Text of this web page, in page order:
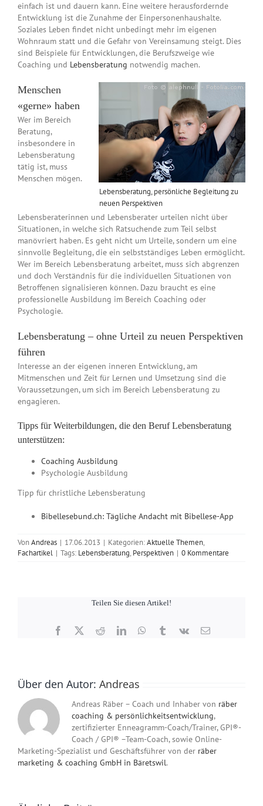
einfach ist und dauern kann. Eine weitere herausfordernde
Entwicklung ist die Zunahme der Einpersonenhaushalte.
Soziales Leben findet nicht unbedingt mehr im eigenen
Wohnraum statt und die Gefahr von Vereinsamung steigt. Dies
sind Beispiele für Entwicklungen, die Berufszweige wie
Coaching und Lebensberatung notwendig machen.
Lebensberatung, persönliche Begleitung zu
neuen Perspektiven
Menschen
«gerne» haben
Wer im Bereich
Beratung,
insbesondere in
Lebensberatung
tätig ist, muss
Menschen mögen.
Lebensberaterinnen und Lebensberater urteilen nicht über
Situationen, in welche sich Ratsuchende zum Teil selbst
manövriert haben. Es geht nicht um Urteile, sondern um eine
sinnvolle Begleitung, die ein selbstständiges Leben ermöglicht.
Wer im Bereich Lebensberatung arbeitet, muss sich abgrenzen
und doch Verständnis für die individuellen Situationen von
Betroffenen signalisieren können. Dazu braucht es eine
professionelle Ausbildung im Bereich Coaching oder
Psychologie.
Lebensberatung – ohne Urteil zu neuen Perspektiven
führen
Interesse an der eigenen inneren Entwicklung, am
Mitmenschen und Zeit für Lernen und Umsetzung sind die
Voraussetzungen, um sich im Bereich Lebensberatung zu
engagieren.
Tipps für Weiterbildungen, die den Beruf Lebensberatung
unterstützen:
Coaching Ausbildung
Psychologie Ausbildung
Tipp für christliche Lebensberatung
Bibellesebund.ch: Tägliche Andacht mit Bibellese-App
VonAndreas | 17.06.2013 | Kategorien:Aktuelle Themen,
Fachartikel | Tags: Lebensberatung, Perspektiven | 0 Kommentare
Teilen Sie diesen Artikel!
Facebook
X RedditLinkedInWhatsApp
TumblrVk
E-
Über den Autor: Andreas
Andreas Räber – Coach und Inhaber von räber
coaching & persönlichkeitsentwicklung,
zertifizierter Enneagramm-Coach/Trainer, GPI®-
Coach / GPI® –Team-Coach, sowie Online-
Marketing-Spezialist und Geschäftsführer von der räber
marketing & coaching GmbH in Bäretswil.